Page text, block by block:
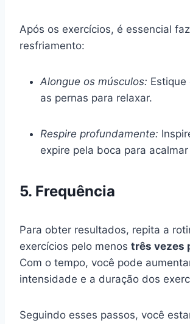
Após os exercícios, é essencial
resfriamento:
Alongue os músculos: Estique
as pernas para relaxar.
Respire profundamente:
expire pela boca para
5. Frequência
Para obter resultados, repita a
exercícios pelo menos três vezes
Com o tempo, você pode
intensidade e a duração dos
Seguindo esses passos, você